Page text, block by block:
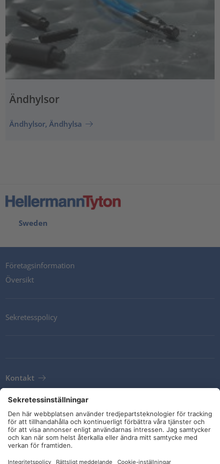
Ändhylsor
Ändhylsor, Ändhylsa
Sweden
Företagsinformation
Översikt
Sekretesspolicy
Kontakt
Leveransvillkor
Riktlinjer och åtaganden